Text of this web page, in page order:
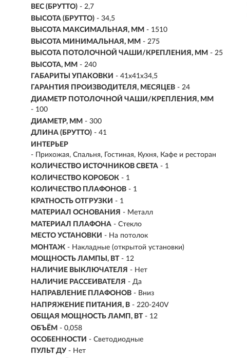
ВЕС (БРУТТО) - 2,7
ВЫСОТА (БРУТТО) - 34,5
ВЫСОТА МАКСИМАЛЬНАЯ, ММ - 1510
ВЫСОТА МИНИМАЛЬНАЯ, ММ - 275
ВЫСОТА ПОТОЛОЧНОЙ ЧАШИ/КРЕПЛЕНИЯ, ММ - 25
ВЫСОТА, ММ - 240
ГАБАРИТЫ УПАКОВКИ - 41x41x34,5
ГАРАНТИЯ ПРОИЗВОДИТЕЛЯ, МЕСЯЦЕВ - 24
ДИАМЕТР ПОТОЛОЧНОЙ ЧАШИ/КРЕПЛЕНИЯ, ММ
- 100
ДИАМЕТР, ММ - 300
ДЛИНА (БРУТТО) - 41
ИНТЕРЬЕР
- Прихожая, Спальня, Гостиная, Кухня, Кафе и ресторан
КОЛИЧЕСТВО ИСТОЧНИКОВ СВЕТА - 1
КОЛИЧЕСТВО КОРОБОК - 1
КОЛИЧЕСТВО ПЛАФОНОВ - 1
КРАТНОСТЬ ОТГРУЗКИ - 1
МАТЕРИАЛ ОСНОВАНИЯ - Металл
МАТЕРИАЛ ПЛАФОНА - Стекло
МЕСТО УСТАНОВКИ - На потолок
МОНТАЖ - Накладные (открытой установки)
МОЩНОСТЬ ЛАМПЫ, ВТ - 12
НАЛИЧИЕ ВЫКЛЮЧАТЕЛЯ - Нет
НАЛИЧИЕ РАССЕИВАТЕЛЯ - Да
НАПРАВЛЕНИЕ ПЛАФОНОВ - Вниз
НАПРЯЖЕНИЕ ПИТАНИЯ, В - 220-240V
ОБЩАЯ МОЩНОСТЬ ЛАМП, ВТ - 12
ОБЪЁМ - 0,058
ОСОБЕННОСТИ - Светодиодные
ПУЛЬТ ДУ - Нет